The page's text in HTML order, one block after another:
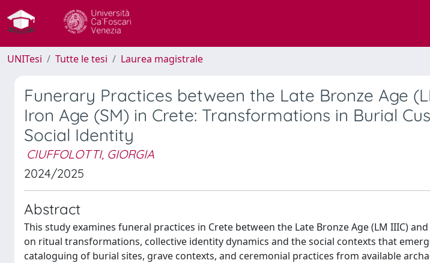
UNITesi Tutte le tesi Laurea magistrale
Funerary Practices between the Late Bronze Age
Iron Age (SM) in Crete: Transformations in Burial
Social Identity
CIUFFOLOTTI, GIORGIA
2024/2025
Abstract
This study examines funeral practices in Crete between the Late Bronze Age (LM IIIC)
on ritual transformations, collective identity dynamics and the social contexts that
cataloguing of burial sites, grave contexts, and ceremonial practices from available